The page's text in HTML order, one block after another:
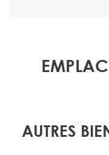
AUTRES